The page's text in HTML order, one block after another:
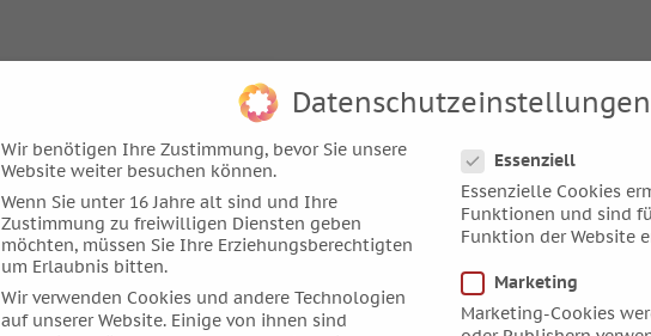
Datenschutzeinstellungen
Wir benötigen Ihre Zustimmung, bevor Sie unsere
Website weiter besuchen können.
Wenn Sie unter 16 Jahre alt sind und Ihre
Zustimmung zu freiwilligen Diensten geben
möchten, müssen Sie Ihre Erziehungsberechtigten
um Erlaubnis bitten.
Wir verwenden Cookies und andere Technologien
auf unserer Website. Einige von ihnen sind
Essenziell
Essenzielle Cookies
Funktionen und sind
Funktion der Website
Marketing
Marketing-Cookies